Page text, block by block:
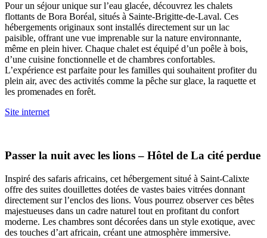
Pour un séjour unique sur l’eau glacée, découvrez les chalets
flottants de Bora Boréal, situés à Sainte-Brigitte-de-Laval. Ces
hébergements originaux sont installés directement sur un lac
paisible, offrant une vue imprenable sur la nature environnante,
même en plein hiver. Chaque chalet est équipé d’un poêle à bois,
d’une cuisine fonctionnelle et de chambres confortables.
L’expérience est parfaite pour les familles qui souhaitent profiter du
plein air, avec des activités comme la pêche sur glace, la raquette et
les promenades en forêt.
Site internet
Passer la nuit avec les lions – Hôtel de La cité perdue
Inspiré des safaris africains, cet hébergement situé à Saint-Calixte
offre des suites douillettes dotées de vastes baies vitrées donnant
directement sur l’enclos des lions. Vous pourrez observer ces bêtes
majestueuses dans un cadre naturel tout en profitant du confort
moderne. Les chambres sont décorées dans un style exotique, avec
des touches d’art africain, créant une atmosphère immersive.